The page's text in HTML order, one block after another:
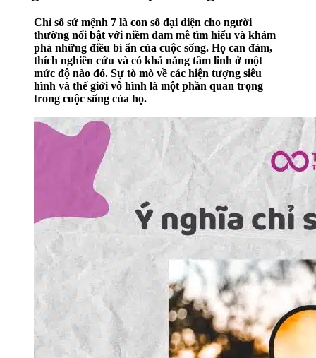
Chỉ số sứ mệnh 7 là con số đại diện cho người
thường nổi bật với niềm đam mê tìm hiểu và khám
phá những điều bí ẩn của cuộc sống. Họ can đảm,
thích nghiên cứu và có khả năng tâm linh ở một
mức độ nào đó. Sự tò mò về các hiện tượng siêu
hình và thế giới vô hình là một phần quan trọng
trong cuộc sống của họ.